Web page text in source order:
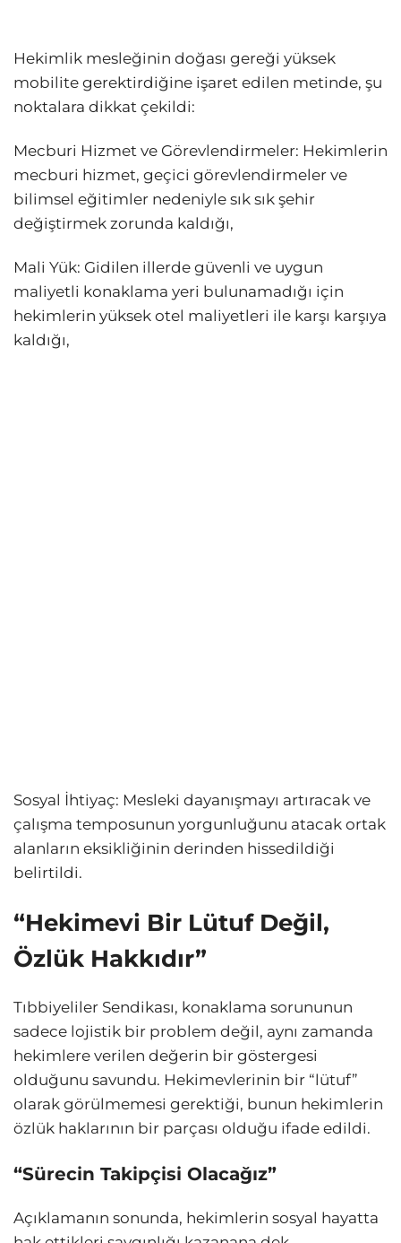
Hekimlik mesleğinin doğası gereği yüksek
mobilite gerektirdiğine işaret edilen metinde, şu
noktalara dikkat çekildi:
Mecburi Hizmet ve Görevlendirmeler: Hekimlerin
mecburi hizmet, geçici görevlendirmeler ve
bilimsel eğitimler nedeniyle sık sık şehir
değiştirmek zorunda kaldığı,
Mali Yük: Gidilen illerde güvenli ve uygun
maliyetli konaklama yeri bulunamadığı için
hekimlerin yüksek otel maliyetleri ile karşı karşıya
kaldığı,
Sosyal İhtiyaç: Mesleki dayanışmayı artıracak ve
çalışma temposunun yorgunluğunu atacak ortak
alanların eksikliğinin derinden hissedildiği
belirtildi.
“Hekimevi Bir Lütuf Değil,
Özlük Hakkıdır”
Tıbbiyeliler Sendikası, konaklama sorununun
sadece lojistik bir problem değil, aynı zamanda
hekimlere verilen değerin bir göstergesi
olduğunu savundu. Hekimevlerinin bir “lütuf”
olarak görülmemesi gerektiği, bunun hekimlerin
özlük haklarının bir parçası olduğu ifade edildi.
“Sürecin Takipçisi Olacağız”
Açıklamanın sonunda, hekimlerin sosyal hayatta